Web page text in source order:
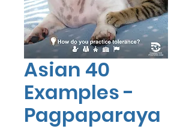
Asian 40
Examples -
Pagpaparaya